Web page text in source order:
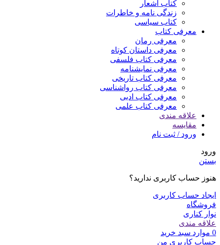
کتاب اشعار
زندگی نامه و خاطرات
کتاب سیاسی
معرفی کتاب
معرفی رمان
معرفی داستان کوتاه
معرفی کتاب فلسفی
معرفی نمایشنامه
معرفی کتاب تاریخی
معرفی کتاب رواشناسی
معرفی کتاب ادبی
معرفی کتاب علمی
علاقه مندی
مقایسه
ورود / ثبت نام
ورود
بستن
هنوز حساب کاربری ندارید؟
ایجاد حساب کاربری
فروشگاه
نوار کناری
علاقه مندی
0 موارد سبد خرید
حساب کاربری من